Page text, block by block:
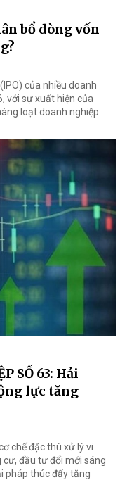
bổ dòng vốn
của nhiều doanh
với sự xuất hiện của
loạt doanh nghiệp
SỐ 63: Hải
lực tăng
chế đặc thù xử lý vi
đầu tư đổi mới sáng
pháp thúc đẩy tăng